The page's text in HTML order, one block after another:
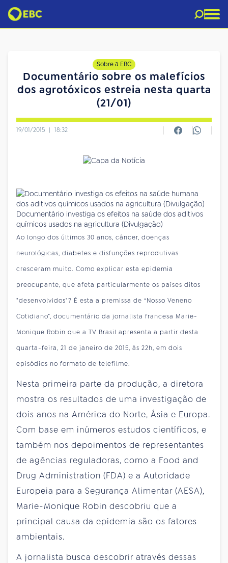
Sobre a EBC
Documentário sobre os malefícios
dos agrotóxicos estreia nesta quarta
(21/01)
19/01/2015 | 18:32
Documentário investiga os efeitos na saúde dos aditivos
químicos usados na agricultura (Divulgação)
Ao longo dos últimos 30 anos, câncer, doenças
neurológicas, diabetes e disfunções reprodutivas
cresceram muito. Como explicar esta epidemia
preocupante, que afeta particularmente os países ditos
"desenvolvidos"? É esta a premissa de “Nosso Veneno
Cotidiano”, documentário da jornalista francesa Marie-
Monique Robin que a TV Brasil apresenta a partir desta
quarta-feira, 21 de janeiro de 2015, às 22h, em dois
episódios no formato de telefilme.
Nesta primeira parte da produção, a diretora
mostra os resultados de uma investigação de
dois anos na América do Norte, Ásia e Europa.
Com base em inúmeros estudos científicos, e
também nos depoimentos de representantes
de agências reguladoras, como a Food and
Drug Administration (FDA) e a Autoridade
Europeia para a Segurança Alimentar (AESA),
Marie-Monique Robin descobriu que a
principal causa da epidemia são os fatores
ambientais.
A jornalista busca descobrir através dessas